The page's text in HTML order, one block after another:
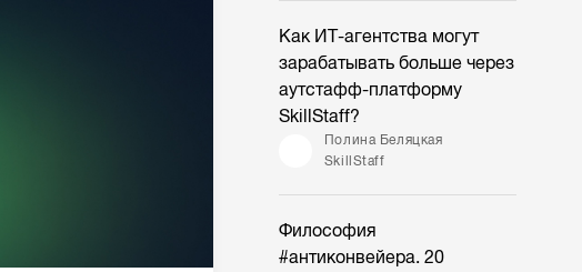
Как ИТ-агентства могут
зарабатывать больше через
аутстафф-платформу
SkillStaff?
Полина Беляцкая
SkillStaff
Философия
#антиконвейера. 20